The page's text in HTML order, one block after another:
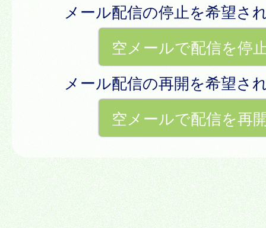
メール配信の停止を希望さ
空メールで配信を停
メール配信の再開を希望さ
空メールで配信を再